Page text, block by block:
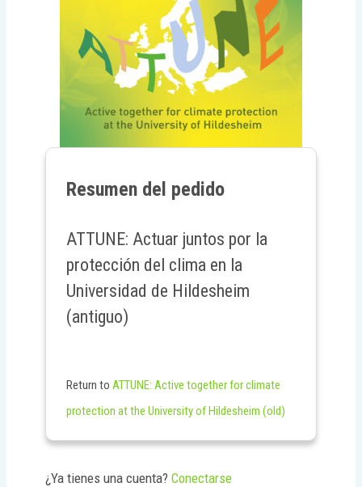
Resumen del pedido
ATTUNE: Actuar juntos por la
protección del clima en la
Universidad de Hildesheim
(antiguo)
Return to ATTUNE: Active together for climate
protection at the University of Hildesheim (old)
¿Ya tienes una cuenta? Conectarse